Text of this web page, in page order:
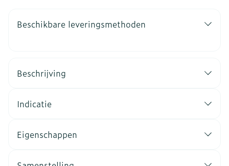
Beschikbare leveringsmethoden
Beschrijving
Indicatie
Eigenschappen